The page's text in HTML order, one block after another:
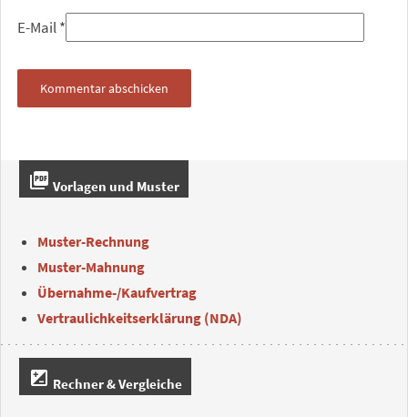
E-Mail*
picture_as_pdf Vorlagen und Muster
Muster-Rechnung
Muster-Mahnung
Übernahme-/Kaufvertrag
Vertraulichkeitserklärung (NDA)
iso Rechner & Vergleiche